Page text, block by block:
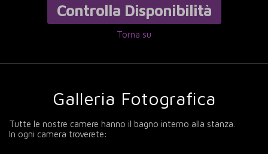
Controlla Disponibilità
Torna su
Galleria Fotografica
Tutte le nostre camere hanno il bagno interno alla stanza.
In ogni camera troverete: